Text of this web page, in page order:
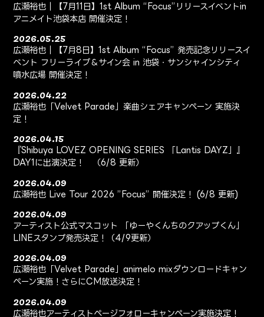
広瀬裕也｜【7月11日】1st Album “Focus”リリースイベントin
アニメイト池袋本店 開催決定！
2026.05.25
広瀬裕也｜【7月8日】1st Album “Focus” 発売記念リリースイ
ベント フリーライブ＆サイン会 in 池袋・サンシャインシティ
噴水広場 開催決定！
2026.04.22
広瀬裕也「Velvet Parade」楽曲シェアキャンペーン 実施決
定！
2026.04.15
『Shibuya LOVEZ OPENING SERIES 「Lantis DAYZ」』
DAY1に出演決定！ （6/8 更新）
2026.04.09
広瀬裕也 Live Tour 2026 ”Focus” 開催決定！ (6/8 更新)
2026.04.09
アーティスト公式マスコット 「ゆーやくんちのクアップくん」
LINEスタンプ発売決定！（4/9更新）
2026.04.09
広瀬裕也「Velvet Parade」animelo mixダウンロードキャン
ペーン実施！さらにCM放送決定！
2026.04.09
広瀬裕也アーティストページフォローキャンペーン実施決定！